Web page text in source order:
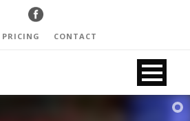
PRICING CONTACT